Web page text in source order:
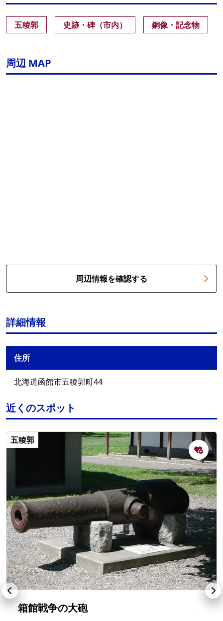
五稜郭 史跡・碑（市内） 銅像・記念物
周辺 MAP
周辺情報を確認する
詳細情報
住所
北海道函館市五稜郭町44
近くのスポット
五稜郭
箱館戦争の大砲